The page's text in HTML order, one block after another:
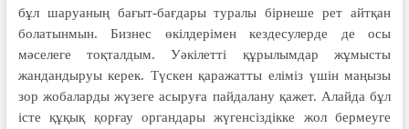
бұл шаруаның бағыт-бағдары туралы бірнеше рет айтқан
болатынмын. Бизнес өкілдерімен кездесулерде де осы
мәселеге тоқталдым. Уәкілетті құрылымдар жұмысты
жандандыруы керек. Түскен қаражатты еліміз үшін маңызы
зор жобаларды жүзеге асыруға пайдалану қажет. Алайда бұл
істе құқық қорғау органдары жүгенсіздікке жол бермеуге